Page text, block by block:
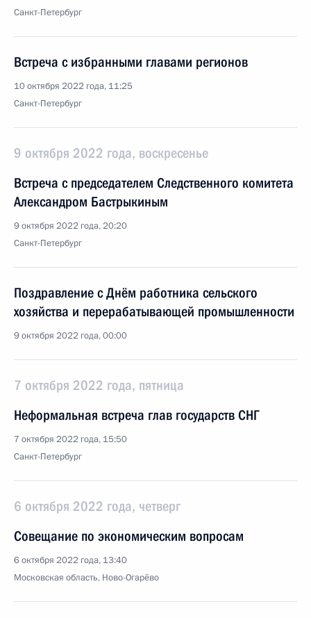
Санкт-Петербург
Встреча с избранными главами регионов
10 октября 2022 года, 11:25
Санкт-Петербург
9 октября 2022 года, воскресенье
Встреча с председателем Следственного комитета
Александром Бастрыкиным
9 октября 2022 года, 20:20
Санкт-Петербург
Поздравление с Днём работника сельского
хозяйства и перерабатывающей промышленности
9 октября 2022 года, 00:00
7 октября 2022 года, пятница
Неформальная встреча глав государств СНГ
7 октября 2022 года, 15:50
Санкт-Петербург
6 октября 2022 года, четверг
Совещание по экономическим вопросам
6 октября 2022 года, 13:40
Московская область, Ново-Огарёво